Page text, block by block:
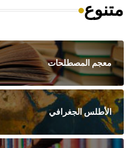
متنوع
معجم المصطلحات
الأطلس الجغرافي